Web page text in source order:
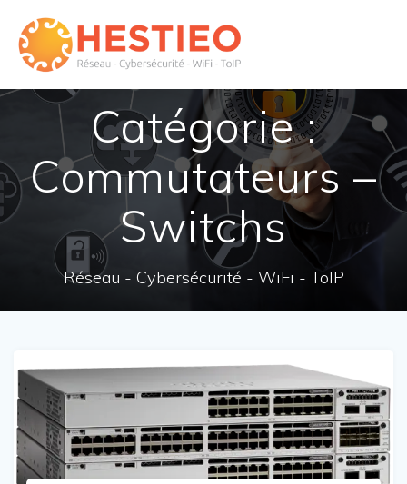
to
content
Catégorie :
Commutateurs –
Switchs
Réseau - Cybersécurité - WiFi - ToIP